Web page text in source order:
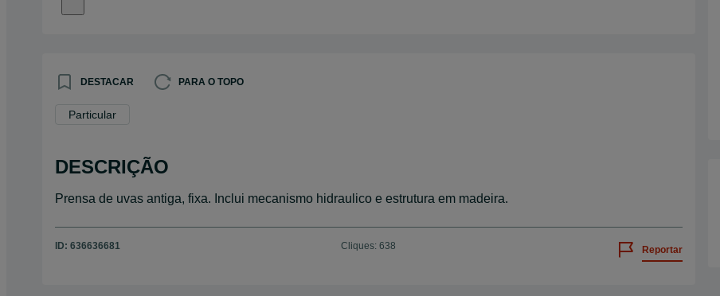
DESTACAR PARA O TOPO
Particular
DESCRIÇÃO
Prensa de uvas antiga, fixa. Inclui mecanismo hidraulico e estrutura em madeira.
ID: 636636681 Cliques: 638 Reportar